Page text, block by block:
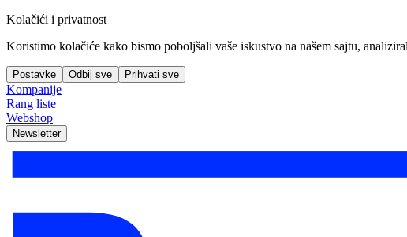
Kolačići i privatnost
Koristimo kolačiće kako bismo poboljšali vaše iskustvo na našem sajtu,
Postavke Odbij sve Prihvati sve
Kompanije
Rang liste
Webshop
Newsletter